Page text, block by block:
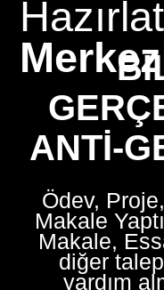
ANTI-
Ödev,
Makale
Makale,
diğer
yardım